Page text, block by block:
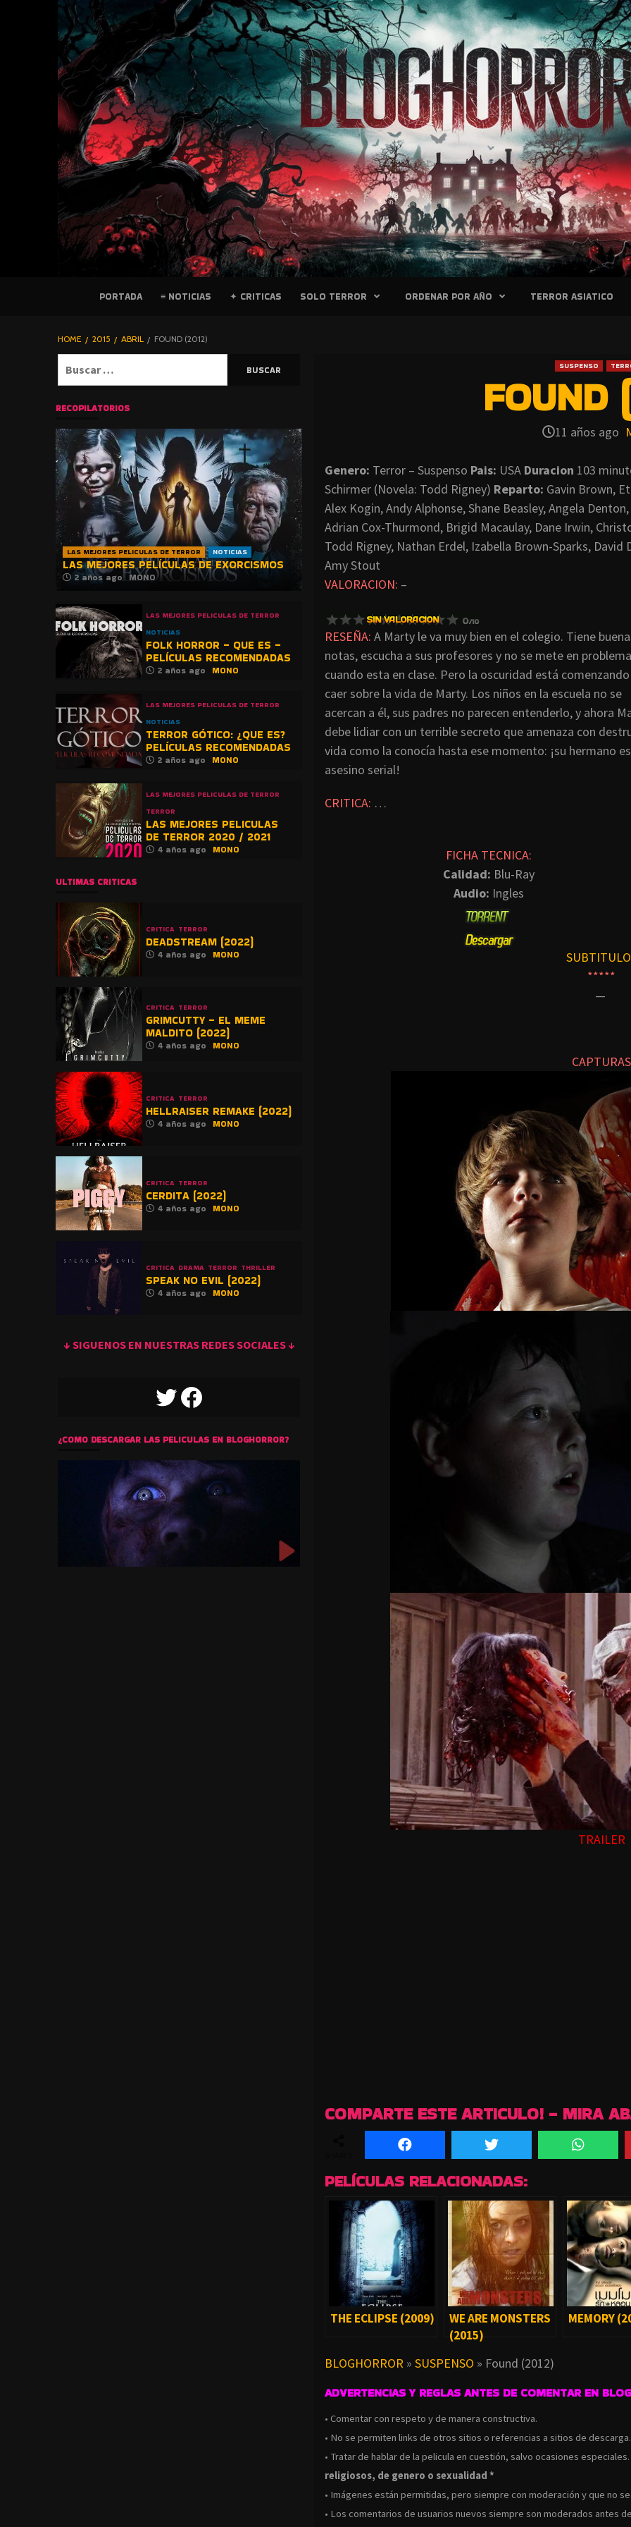
PELICULAS
BLOGHORROR
⋆
PORTADA ≡ NOTICIAS ✦ CRITICAS SOLO TERROR ORDENAR POR AÑO TERROR ASIATICO
HOME 2015 ABRIL FOUND (2012)
SUSPENSO
FOUND
11 años ago
Genero: Terror – Suspenso Pais: USA Duracion 103
Schirmer (Novela: Todd Rigney) Reparto: Gavin Brown,
Alex Kogin, Andy Alphonse, Shane Beasley, Angela
Adrian Cox-Thurmond, Brigid Macaulay, Dane Irwin,
Todd Rigney, Nathan Erdel, Izabella Brown-Sparks,
Amy Stout
VALORACION: –
RESEÑA: A Marty le va muy bien en el colegio. Tiene
notas, escucha a sus profesores y no se mete en
cuando esta en clase. Pero la oscuridad está
caer sobre la vida de Marty. Los niños en la escuela no se
acercan a él, sus padres no parecen entenderlo, y ahora
debe lidiar con un terrible secreto que amenaza con
vida como la conocía hasta ese momento: ¡su hermano
asesino serial!
CRITICA: …
FICHA TECNICA:
Calidad: Blu-Ray
Audio: Ingles
*****
—
CAPTURAS
TRAILER
COMPARTE ESTE ARTICULO! - MIRA
PELÍCULAS RELACIONADAS:
THE ECLIPSE (2009)
WE ARE MONSTERS
(2015)
MEMORY
BLOGHORROR » SUSPENSO » Found (2012)
ADVERTENCIAS Y REGLAS ANTES DE COMENTAR EN
• Comentar con respeto y de manera constructiva.
• No se permiten links de otros sitios o referencias a sitios de
• Tratar de hablar de la pelicula en cuestión, salvo ocasiones especiales.
religiosos, de genero o sexualidad *
• Imágenes están permitidas, pero siempre con moderación y que no
• Los comentarios de usuarios nuevos siempre son moderados antes
RECOPILATORIOS
LAS MEJORES PELICULAS DE TERROR NOTICIAS
LAS MEJORES PELÍCULAS DE EXORCISMOS
2 años ago MONO
LAS MEJORES PELICULAS DE TERROR
NOTICIAS
FOLK HORROR – QUE ES –
PELÍCULAS RECOMENDADAS
2 años ago MONO
LAS MEJORES PELICULAS DE TERROR
NOTICIAS
TERROR GÓTICO: ¿QUE ES?
PELÍCULAS RECOMENDADAS
2 años ago MONO
LAS MEJORES PELICULAS DE TERROR
TERROR
LAS MEJORES PELICULAS
DE TERROR 2020 / 2021
4 años ago MONO
ULTIMAS CRITICAS
CRITICA TERROR
DEADSTREAM (2022)
4 años ago MONO
CRITICA TERROR
GRIMCUTTY – EL MEME
MALDITO (2022)
4 años ago MONO
CRITICA TERROR
HELLRAISER REMAKE (2022)
4 años ago MONO
CRITICA TERROR
CERDITA (2022)
4 años ago MONO
CRITICA DRAMA TERROR THRILLER
SPEAK NO EVIL (2022)
4 años ago MONO
↓ SIGUENOS EN NUESTRAS REDES SOCIALES ↓
TWITTERFACEBOOK
¿COMO DESCARGAR LAS PELICULAS EN BLOGHORROR?